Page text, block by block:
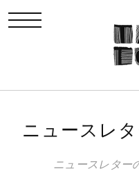
toggle navigation
ニュースレ
ニュースレター